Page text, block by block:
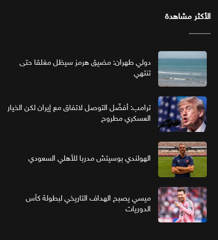
الأكثر مشاهدة
دولي طهران: مضيق هرمز سيظل مغلقا حتى
تنتهي
ترامب: أفضّل التوصل لاتفاق مع إيران لكن الخيار
العسكري مطروح
الهولندي بوسيتش مدربا للأهلي السعودي
ميسي يصبح الهداف التاريخي لبطولة كأس
الدوريات